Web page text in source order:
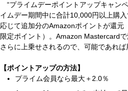
“プライムデーポイントアップキャン
イムデー期間中に合計10,000円以上購
応じて追加分のAmazonポイントが還元
限定ポイント）。Amazon Mastercard
さらに上乗せされるので、可能であれば
【ポイントアップの方法】
プライム会員なら最大＋2.0％